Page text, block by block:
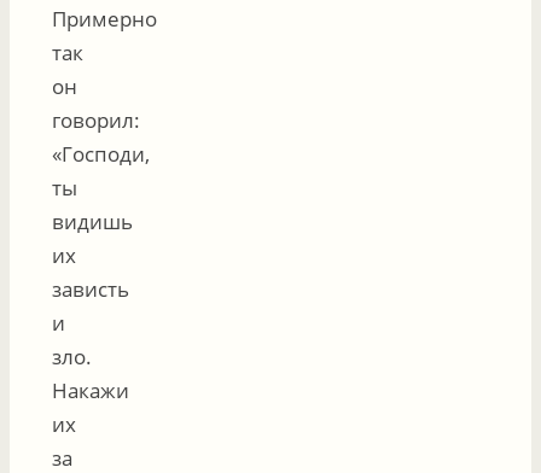
Примерно
так
он
говорил:
«Господи,
ты
видишь
их
зависть
и
зло.
Накажи
их
за